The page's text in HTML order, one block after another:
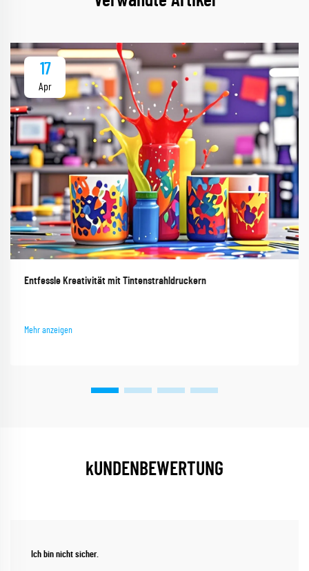
17
Apr
Entfessle Kreativität mit Tintenstrahldruckern
Mehr anzeigen
kUNDENBEWERTUNG
Ich bin nicht sicher.